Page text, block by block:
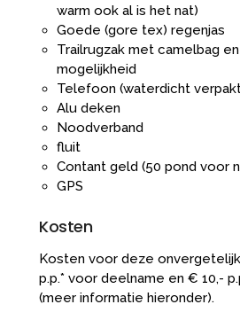
warm ook al is het nat)
Goede (gore tex) regenjas
Trailrugzak met camelbag
mogelijkheid
Telefoon (waterdicht
Alu deken
Noodverband
fluit
Contant geld (50 pond voor
GPS
Kosten
Kosten voor deze
p.p.* voor deelname en € 10,-
(meer informatie hieronder).